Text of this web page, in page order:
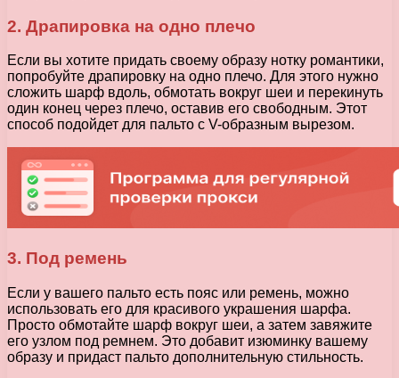
2. Драпировка на одно плечо
Если вы хотите придать своему образу нотку романтики,
попробуйте драпировку на одно плечо. Для этого нужно
сложить шарф вдоль, обмотать вокруг шеи и перекинуть
один конец через плечо, оставив его свободным. Этот
способ подойдет для пальто с V-образным вырезом.
3. Под ремень
Если у вашего пальто есть пояс или ремень, можно
использовать его для красивого украшения шарфа.
Просто обмотайте шарф вокруг шеи, а затем завяжите
его узлом под ремнем. Это добавит изюминку вашему
образу и придаст пальто дополнительную стильность.